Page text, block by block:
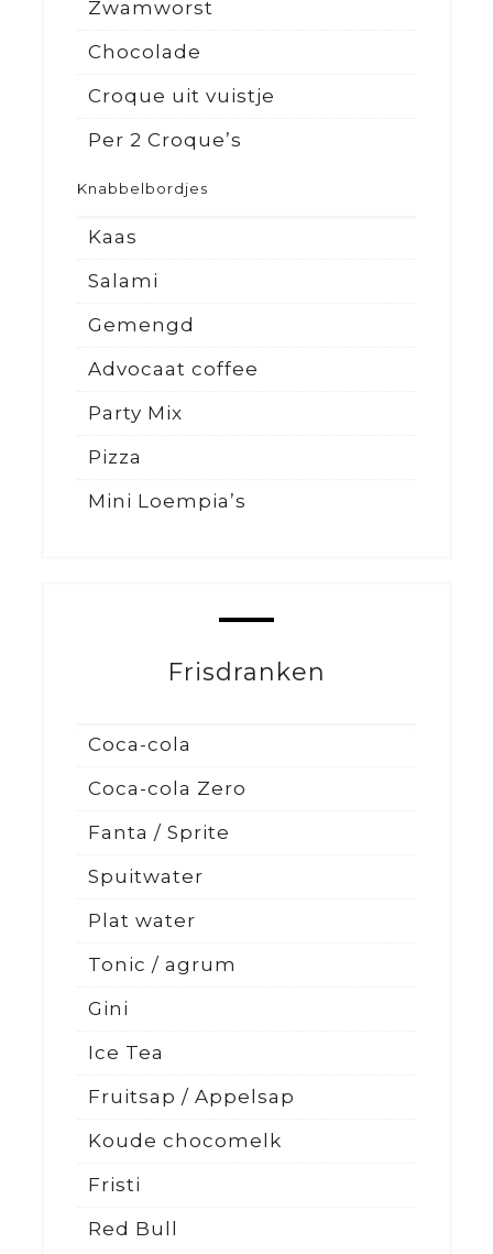
Zwamworst
Chocolade
Croque uit vuistje
Per 2 Croque’s
Knabbelbordjes
Kaas
Salami
Gemengd
Advocaat coffee
Party Mix
Pizza
Mini Loempia’s
Frisdranken
Coca-cola
Coca-cola Zero
Fanta / Sprite
Spuitwater
Plat water
Tonic / agrum
Gini
Ice Tea
Fruitsap / Appelsap
Koude chocomelk
Fristi
Red Bull